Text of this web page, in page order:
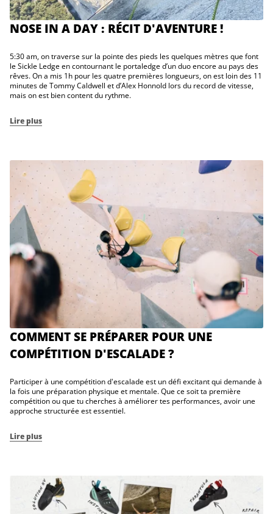
NOSE IN A DAY : RÉCIT D'AVENTURE !
5:30 am, on traverse sur la pointe des pieds les quelques mètres que font
le Sickle Ledge en contournant le portaledge d’un duo encore au pays des
rêves. On a mis 1h pour les quatre premières longueurs, on est loin des 11
minutes de Tommy Caldwell et d’Alex Honnold lors du record de vitesse,
mais on est bien content du rythme.
Lire plus
COMMENT SE PRÉPARER POUR UNE
COMPÉTITION D'ESCALADE ?
Participer à une compétition d'escalade est un défi excitant qui demande à
la fois une préparation physique et mentale. Que ce soit ta première
compétition ou que tu cherches à améliorer tes performances, avoir une
approche structurée est essentiel.
Lire plus